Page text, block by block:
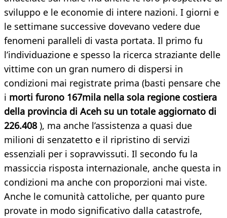
sviluppo e le economie di intere nazioni. I giorni e
le settimane successive dovevano vedere due
fenomeni paralleli di vasta portata. Il primo fu
l’individuazione e spesso la ricerca straziante delle
vittime con un gran numero di dispersi in
condizioni mai registrate prima (basti pensare che
i morti furono 167mila nella sola regione costiera
della provincia di Aceh su un totale aggiornato di
226.408), ma anche l’assistenza a quasi due
milioni di senzatetto e il ripristino di servizi
essenziali per i sopravvissuti. Il secondo fu la
massiccia risposta internazionale, anche questa in
condizioni ma anche con proporzioni mai viste.
Anche le comunità cattoliche, per quanto pure
provate in modo significativo dalla catastrofe,